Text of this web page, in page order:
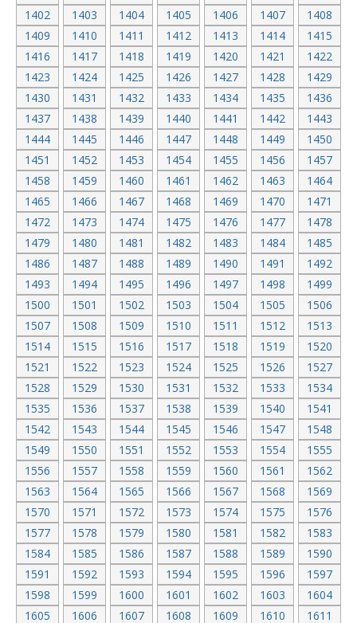
1402
1403 1404 1405 1406 1407
1408
1409
1410 1411 1412 1413 1414
1415
1416
1417 1418 1419 1420 1421
1422
1423
1424 1425 1426 1427 1428
1429
1430
1431 1432 1433 1434 1435
1436
1437
1438 1439 1440 1441 1442
1443
1444
1445 1446 1447 1448 1449
1450
1451
1452 1453 1454 1455 1456
1457
1458
1459 1460 1461 1462 1463
1464
1465
1466 1467 1468 1469 1470
1471
1472
1473 1474 1475 1476 1477
1478
1479
1480 1481 1482 1483 1484
1485
1486
1487 1488 1489 1490 1491
1492
1493
1494 1495 1496 1497 1498
1499
1500
1501 1502 1503 1504 1505
1506
1507
1508 1509 1510 1511 1512
1513
1514
1515 1516 1517 1518 1519
1520
1521
1522 1523 1524 1525 1526
1527
1528
1529 1530 1531 1532 1533
1534
1535
1536 1537 1538 1539 1540
1541
1542
1543 1544 1545 1546 1547
1548
1549
1550 1551 1552 1553 1554
1555
1556
1557 1558 1559 1560 1561
1562
1563
1564 1565 1566 1567 1568
1569
1570
1571 1572 1573 1574 1575
1576
1577
1578 1579 1580 1581 1582
1583
1584
1585 1586 1587 1588 1589
1590
1591
1592 1593 1594 1595 1596
1597
1598
1599 1600 1601 1602 1603
1604
1605
1606 1607 1608 1609 1610
1611